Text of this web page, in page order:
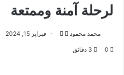
لرحلة آمنة وممتعة
محمد محمود
ت
فبراير 15, 2024
0